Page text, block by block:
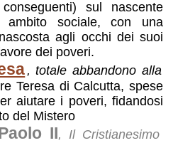
conseguenti) sul nascente
sociale, con una
agli occhi dei suoi
dei poveri.
, totale abbandono alla
Teresa di Calcutta, spese
aiutare i poveri, fidandosi
del Mistero
II, Il Cristianesimo